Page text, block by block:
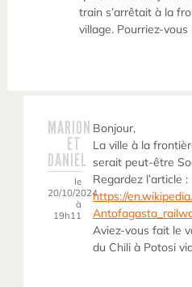
train s’arrêtait à la
village. Pourriez-vous
MARION
ET
DANIEL
le
20/10/2024
à
19h11
Bonjour,
La ville à la
serait peut-être
Regardez l’article :
https://
Aviez-vous fait le
du Chili à Potosi